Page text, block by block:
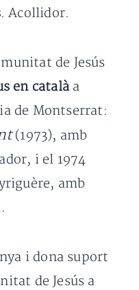
. Acollidor.
de Jesús
en catalàa
de Montserrat:
(1973), amb
i el 1974
amb
i dona suport
de Jesús a